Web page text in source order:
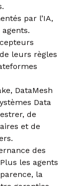
par l’IA,
leurs règles
DataMesh
Data
de
et de
des
les agents
la